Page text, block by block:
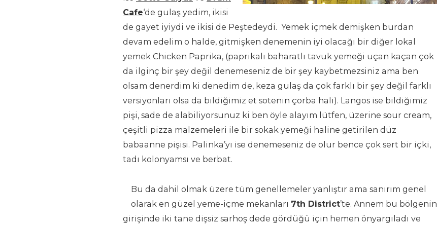
Cafe‘de gulaş yedim, ikisi
de gayet iyiydi ve ikisi de Peştedeydi. Yemek içmek demişken burdan
devam edelim o halde, gitmişken denemenin iyi olacağı bir diğer lokal
yemek Chicken Paprika, (paprikalı baharatlı tavuk yemeği uçan kaçan çok
da ilginç bir şey değil denemeseniz de bir şey kaybetmezsiniz ama ben
olsam denerdim ki denedim de, keza gulaş da çok farklı bir şey değil farklı
versiyonları olsa da bildiğimiz et sotenin çorba hali). Langos ise bildiğimiz
pişi, sade de alabiliyorsunuz ki ben öyle alayım lütfen, üzerine sour cream,
çeşitli pizza malzemeleri ile bir sokak yemeği haline getirilen düz
babaanne pişisi. Palinka’yı ise denemeseniz de olur bence çok sert bir içki,
tadı kolonyamsı ve berbat.
Bu da dahil olmak üzere tüm genellemeler yanlıştır ama sanırım genel
olarak en güzel yeme-içme mekanları 7th District’te. Annem bu bölgenin
girişinde iki tane dişsiz sarhoş dede gördüğü için hemen önyargıladı ve